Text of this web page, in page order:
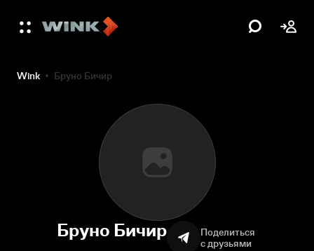
Wink Бруно Бичир
Бруно Бичир
Поделиться
с друзьями